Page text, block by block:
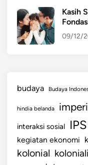
a
w
a
B
t
T
h
u
n
Kasih
09/12/
budaya Budaya
hindia belanda
interaksi sosial
kegiatan ekonomi
kolonial